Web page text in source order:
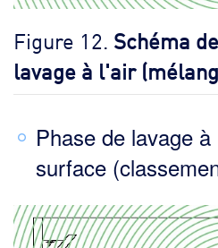
Figure 12. Schéma
lavage à l'air
Phase de lavage à
surface